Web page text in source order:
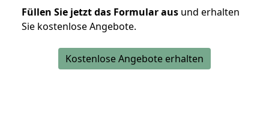
Füllen Sie jetzt das Formular aus und erhalten
Sie kostenlose Angebote.
Kostenlose Angebote erhalten